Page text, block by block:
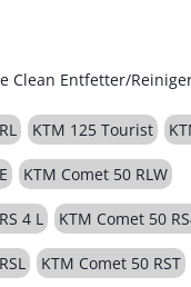
Clean Entfetter/
KTM 125 Tourist
KTM Comet 50 RLW
4 L KTM Comet 50
KTM Comet 50 RST